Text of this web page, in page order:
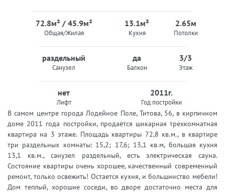
72.8м² / 45.9м²
Общая/Жилая
13.1м²
Кухня
2.65м
Потолки
раздельный
Санузел
да
Балкон
3/3
Этаж
нет
Лифт
2011г.
Год постройки
В самом центре города Лодейное Поле, Титова, 56, в кирпичном
доме 2011 года постройки, продаётся шикарная трехкомнатная
квартира на 3 этаже. Площадь квартиры 72,8 кв.м., в квартире
три раздельных комнаты: 15,2; 17,6; 13,1 кв.м, большая кухня
13,1 кв.м., санузел раздельный, есть электрическая сауна.
Состояние квартиры очень хорошее, качественный современный
ремонт, только освежить! Остается кухня, и большинство мебели!
Дом теплый, хорошие соседи, во дворе достаточно места для